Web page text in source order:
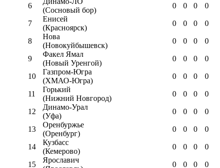
6
(Сосновый бор)
0 0 0 0
7
Енисей
(Красноярск)
0 0 0 0
8
Нова
(Новокуйбышевск)
0 0 0 0
9
Факел Ямал
(Новый Уренгой)
0 0 0 0
10
Газпром-Югра
(ХМАО-Югра)
0 0 0 0
11
Горький
(Нижний Новгород)
0 0 0 0
12
Динамо-Урал
(Уфа)
0 0 0 0
13
Оренбуржье
(Оренбург)
0 0 0 0
14
Кузбасс
(Кемерово)
0 0 0 0
15
Ярославич
0 0 0 0